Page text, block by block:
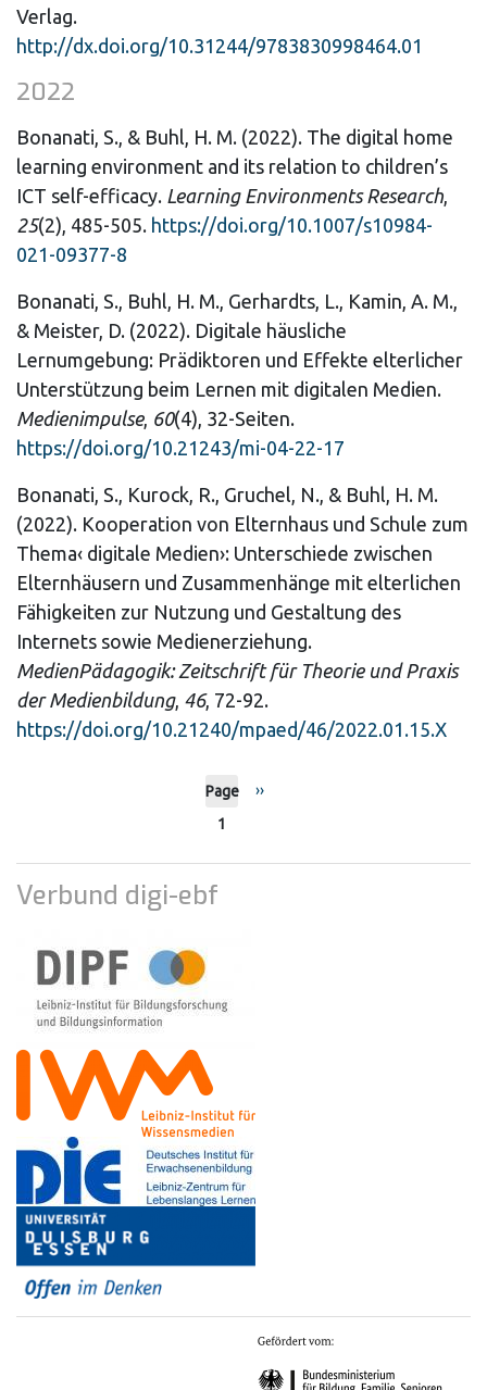
Verlag.
http://dx.doi.org/10.31244/9783830998464.01
2022
Bonanati, S., & Buhl, H. M. (2022). The digital home
learning environment and its relation to children’s
ICT self-efficacy. Learning Environments Research,
25(2), 485-505. https://doi.org/10.1007/s10984-
021-09377-8
Bonanati, S., Buhl, H. M., Gerhardts, L., Kamin, A. M.,
& Meister, D. (2022). Digitale häusliche
Lernumgebung: Prädiktoren und Effekte elterlicher
Unterstützung beim Lernen mit digitalen Medien.
Medienimpulse, 60(4), 32-Seiten.
https://doi.org/10.21243/mi-04-22-17
Bonanati, S., Kurock, R., Gruchel, N., & Buhl, H. M.
(2022). Kooperation von Elternhaus und Schule zum
Thema‹ digitale Medien›: Unterschiede zwischen
Elternhäusern und Zusammenhänge mit elterlichen
Fähigkeiten zur Nutzung und Gestaltung des
Internets sowie Medienerziehung.
MedienPädagogik: Zeitschrift für Theorie und Praxis
der Medienbildung, 46, 72-92.
https://doi.org/10.21240/mpaed/46/2022.01.15.X
Page
1
Next
››
Verbund digi-ebf